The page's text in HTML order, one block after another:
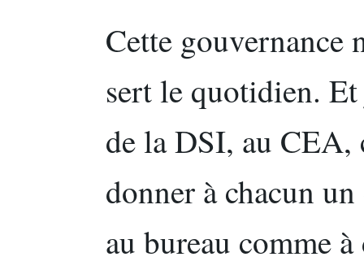
Cette gouvernance
sert le quotidien.
de la DSI, au CEA,
donner à chacun
au bureau comme